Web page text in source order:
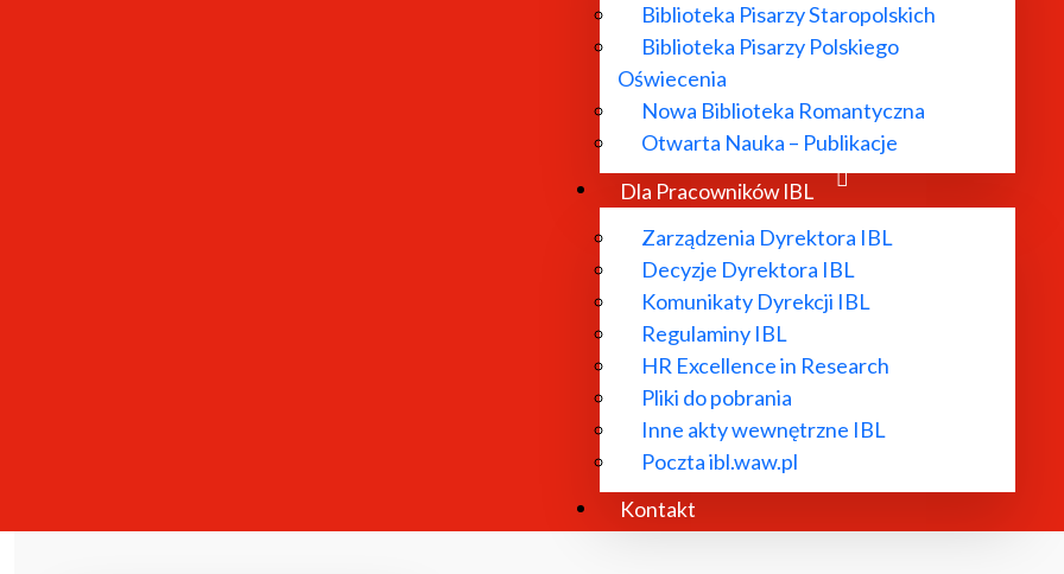
Biblioteka Pisarzy Staropolskich
Biblioteka Pisarzy Polskiego
Oświecenia
Nowa Biblioteka Romantyczna
Otwarta Nauka – Publikacje
Dla Pracowników IBL
Zarządzenia Dyrektora IBL
Decyzje Dyrektora IBL
Komunikaty Dyrekcji IBL
Regulaminy IBL
HR Excellence in Research
Pliki do pobrania
Inne akty wewnętrzne IBL
Poczta ibl.waw.pl
Kontakt
Bazy danych
Repozytorium RCIN
Projekty
Franciszek Salezy Jezierski, Niektóre wyrazy porządkiem abecadła zebrane (1791)
Józef Maksymilian Ossoliński / Juwenalis, Satyry (z rękopisu: ok. 1825)
Euzebiusz Słowacki, Teoria smaku w dziełach sztuk pięknych (1819).